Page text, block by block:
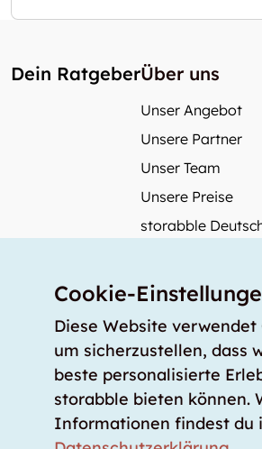
Dein RatgeberÜber uns
Unser Angebot
Unsere Partner
Unser Team
Unsere Preise
storabble
Mehr über storabble
Medienbeiträge
Wie gross muss ein Lagerraum sein?
Was kostet ein Lagerraum?
Für Lageranbieter
Cookie-
Diese Website verwendet
um sicherzustellen, dass
beste personalisierte
storabble bieten können.
Informationen findest du